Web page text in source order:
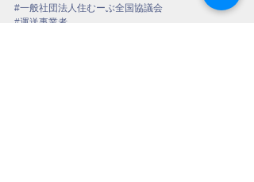
#一般社団法人住むーぶ全国協議会
#運送事業者